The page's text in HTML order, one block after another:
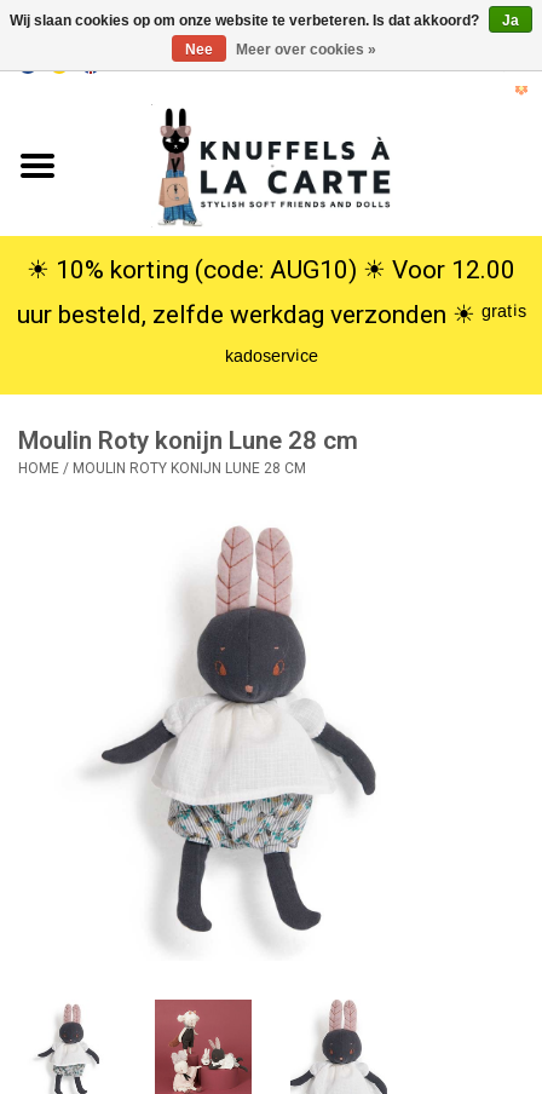
USD
Knuffels
Poppen
SALE
Cadeauservice
☀︎ 10% korting (code: AUG10) ☀︎ Voor 12.00
uur besteld, zelfde werkdag verzonden ☀︎ ᵍʳᵃᵗⁱˢ
ᵏᵃᵈᵒˢᵉʳᵛⁱᶜᵉ
Moulin Roty konijn Lune 28 cm
HOME / MOULIN ROTY KONIJN LUNE 28 CM
Wij slaan cookies op om onze website te verbeteren. Is dat akkoord?
Ja
Nee
Meer over cookies »